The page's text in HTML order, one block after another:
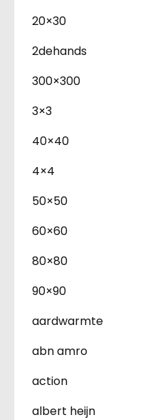
20×30
2dehands
300×300
3×3
40×40
4×4
50×50
60×60
80×80
90×90
aardwarmte
abn amro
action
albert heijn